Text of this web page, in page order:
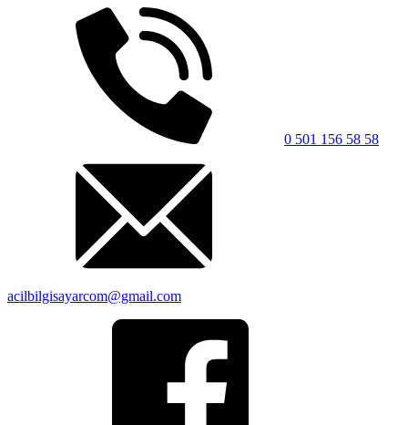
0 501 156 58 58
acilbilgisayarcom@gmail.com